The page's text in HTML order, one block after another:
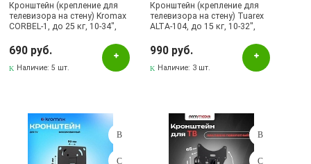
Кронштейн (крепление для
телевизора на стену) Kromax
CORBEL-1, до 25 кг, 10-34",
поворотный, цвет черный
690 руб.
Наличие:5 шт.
Кронштейн (крепление для
телевизора на стену) Tuarex
ALTA-104, до 15 кг, 10-32",
наклонно-поворотный, цвет
черный
990 руб.
Наличие: 3 шт.